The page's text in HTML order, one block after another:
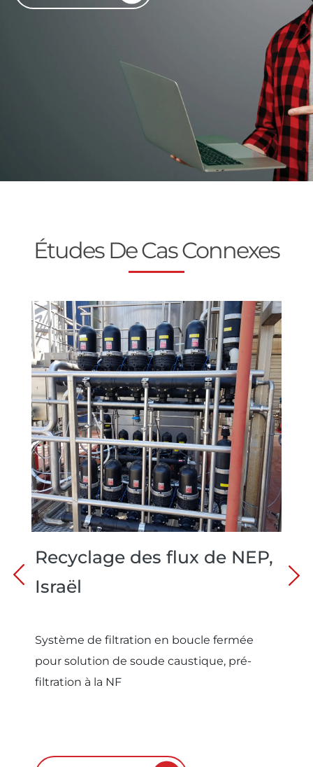
Études De Cas Connexes
Recyclage des flux de NEP,
Israël
Système de filtration en boucle fermée
pour solution de soude caustique, pré-
filtration à la NF